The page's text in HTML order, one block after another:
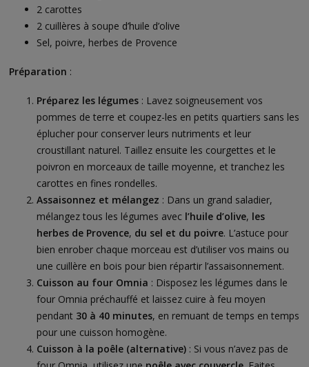
2 carottes
2 cuillères à soupe d’huile d’olive
Sel, poivre, herbes de Provence
Préparation :
Préparez les légumes : Lavez soigneusement vos
pommes de terre et coupez-les en petits quartiers sans les
éplucher pour conserver leurs nutriments et leur
croustillant naturel. Taillez ensuite les courgettes et le
poivron en morceaux de taille moyenne, et tranchez les
carottes en fines rondelles.
Assaisonnez et mélangez : Dans un grand saladier,
mélangez tous les légumes avec l’huile d’olive, les
herbes de Provence, du sel et du poivre. L’astuce pour
bien enrober chaque morceau est d’utiliser vos mains ou
une cuillère en bois pour bien répartir l’assaisonnement.
Cuisson au four Omnia : Disposez les légumes dans le
four Omnia préchauffé et laissez cuire à feu moyen
pendant 30 à 40 minutes, en remuant de temps en temps
pour une cuisson homogène.
Cuisson à la poêle (alternative) : Si vous n’avez pas de